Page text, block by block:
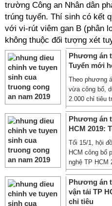
trường Công an Nhân dân
trúng tuyển. Thí sinh có kết
với vi-rút viêm gan B (phân
không thuộc đối tượng xét
Phương án
Tuyển mới
Theo phương
vừa công bố,
2.000 chỉ tiêu
Phương án
HCM 2019:
Tối 15/1, hội
HCM công bố
nghệ TP HCM
Phương án
vận tải TP
chỉ tiêu